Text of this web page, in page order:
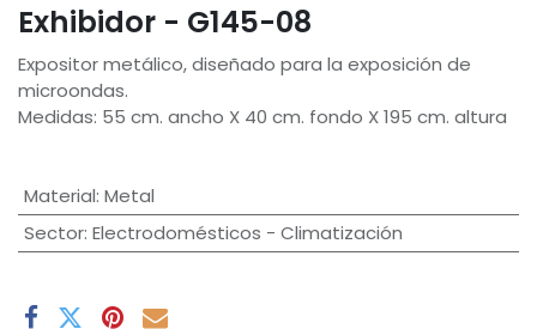
Exhibidor - G145-08
Expositor metálico, diseñado para la exposición de
microondas.
Medidas: 55 cm. ancho X 40 cm. fondo X 195 cm. altura
Material: Metal
Sector: Electrodomésticos - Climatización